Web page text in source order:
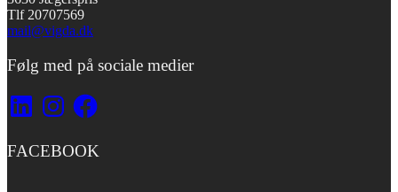
Tlf 20707569
mail@vigda.dk
Følg med på sociale medier
LinkedInInstagramFacebook
FACEBOOK